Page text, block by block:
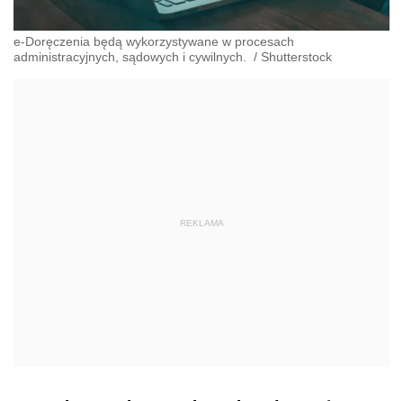
e-Doręczenia będą wykorzystywane w procesach
administracyjnych, sądowych i cywilnych.
/ Shutterstock